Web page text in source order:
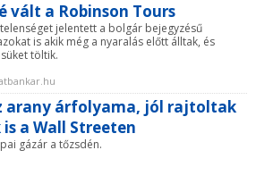
vált a Robinson Tours
jelentett a bolgár bejegyzésű
is akik még a nyaralás előtt álltak, és
töltik.
arany árfolyama, jól rajtoltak
a Wall Streeten
gázár a tőzsdén.